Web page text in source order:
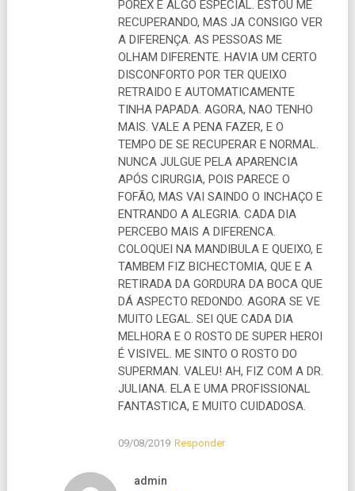
POREX É ALGO ESPECIAL. ESTOU ME
RECUPERANDO, MAS JA CONSIGO VER
A DIFERENÇA. AS PESSOAS ME
OLHAM DIFERENTE. HAVIA UM CERTO
DISCONFORTO POR TER QUEIXO
RETRAIDO E AUTOMATICAMENTE
TINHA PAPADA. AGORA, NAO TENHO
MAIS. VALE A PENA FAZER, E O
TEMPO DE SE RECUPERAR E NORMAL.
NUNCA JULGUE PELA APARENCIA
APÓS CIRURGIA, POIS PARECE O
FOFÃO, MAS VAI SAINDO O INCHAÇO E
ENTRANDO A ALEGRIA. CADA DIA
PERCEBO MAIS A DIFERENCA.
COLOQUEI NA MANDIBULA E QUEIXO, E
TAMBEM FIZ BICHECTOMIA, QUE E A
RETIRADA DA GORDURA DA BOCA QUE
DÁ ASPECTO REDONDO. AGORA SE VE
MUITO LEGAL. SEI QUE CADA DIA
MELHORA E O ROSTO DE SUPER HEROI
É VISIVEL. ME SINTO O ROSTO DO
SUPERMAN. VALEU! AH, FIZ COM A DR.
JULIANA. ELA E UMA PROFISSIONAL
FANTASTICA, E MUITO CUIDADOSA.
09/08/2019 Responder
admin